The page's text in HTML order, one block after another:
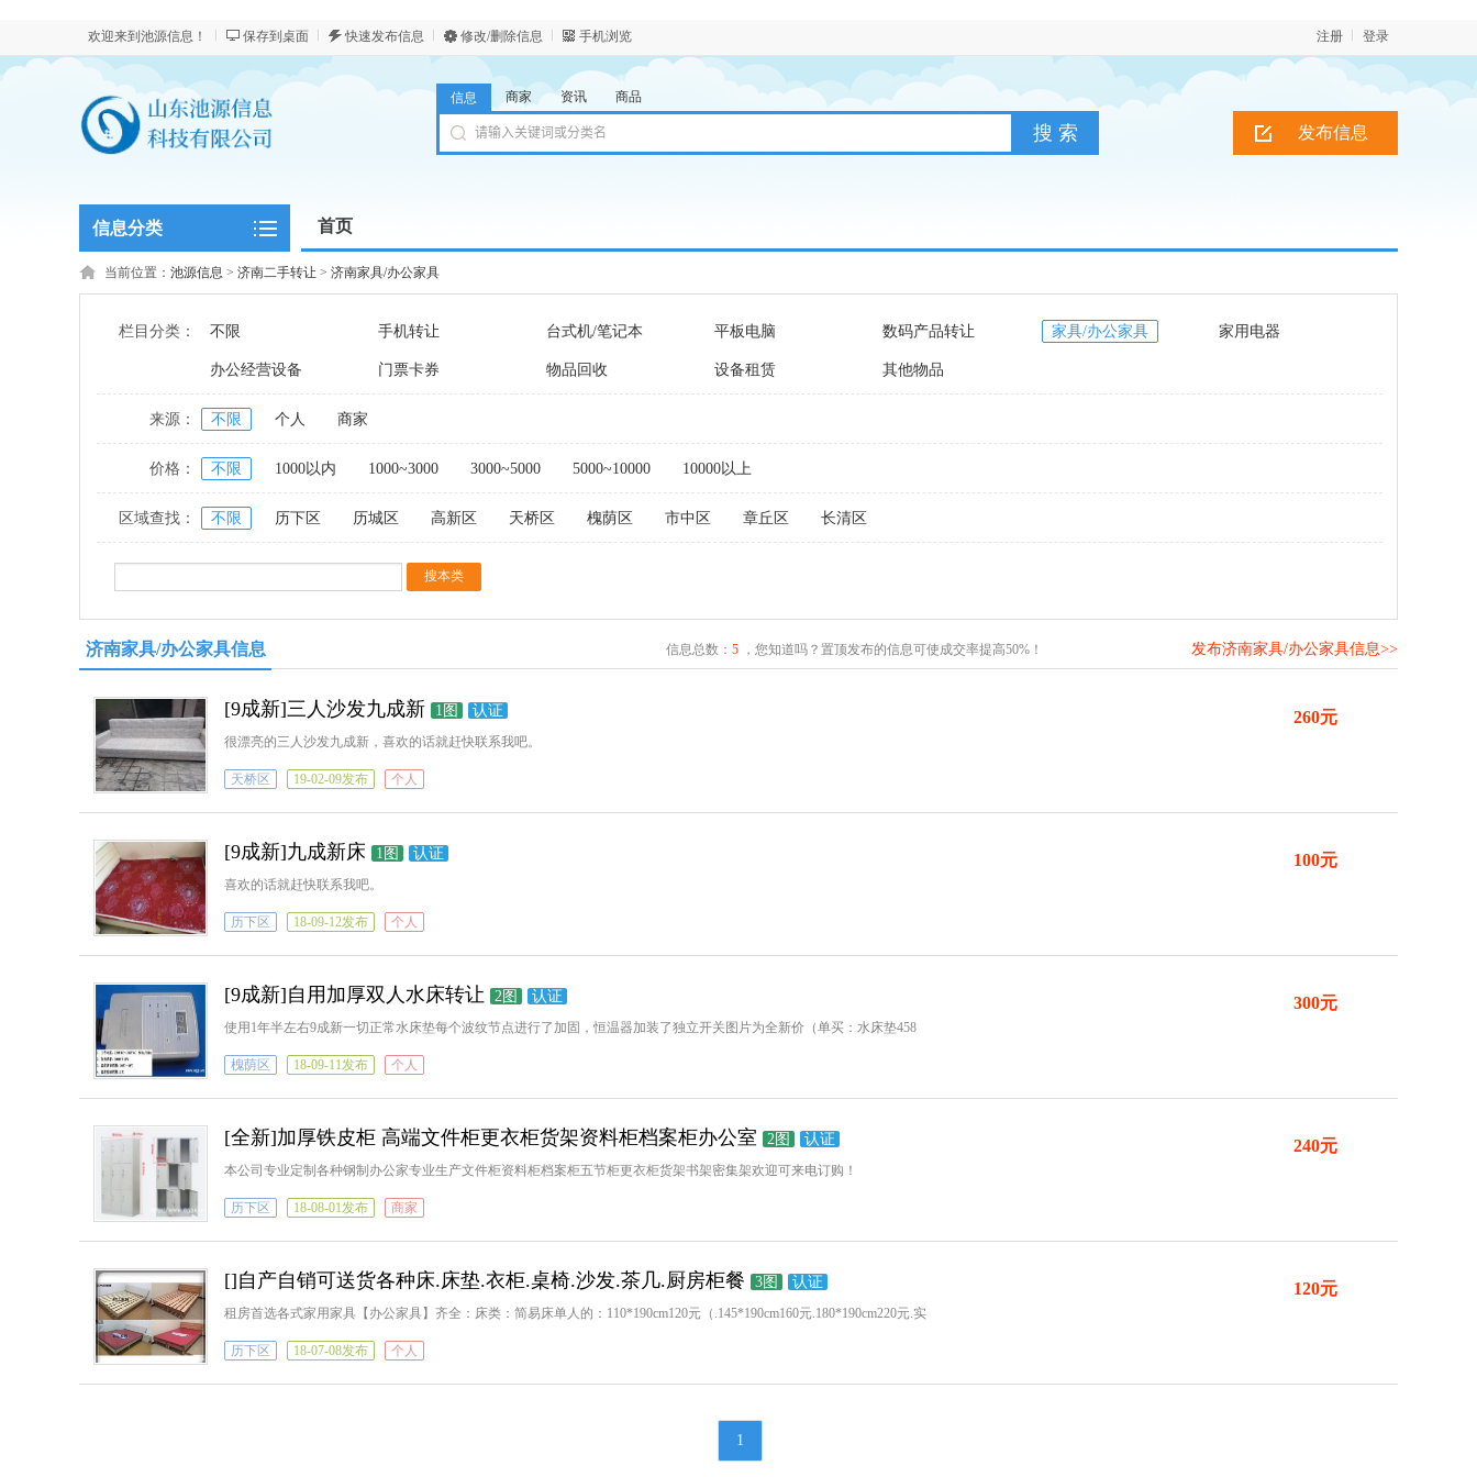
欢迎来到池源信息！ 保存到桌面 快速发布信息 修改/删除信息 手机浏览 登录
注册
发布信息
信息 商家 资讯 商品
信息分类 首页
当前位置： 池源信息 > 济南二手转让 > 济南家具/办公家具
栏目分类： 不限 手机转让 台式机/笔记本 平板电脑 数码产品转让 家具/办公家具 家用电器
办公经营设备 门票卡券 物品回收 设备租赁 其他物品
来源： 不限 个人 商家
价格： 不限 1000以内 1000~3000 3000~5000 5000~10000 10000以上
区域查找： 不限 历下区 历城区 高新区 天桥区 槐荫区 市中区 章丘区 长清区
济南家具/办公家具信息 信息总数： 5，您知道吗？置顶发布的信息可使成交率提高50%！ 发布济南家具/办公家具信息>>
260元
[9成新]三人沙发九成新 1图 认证
很漂亮的三人沙发九成新，喜欢的话就赶快联系我吧。
天桥区 19-02-09发布 个人
100元
[9成新]九成新床 1图 认证
喜欢的话就赶快联系我吧。
历下区 18-09-12发布 个人
300元
[9成新]自用加厚双人水床转让 2图 认证
使用1年半左右9成新一切正常水床垫每个波纹节点进行了加固，恒温器加装了独立开关图片为全新价（单买：水床垫458
槐荫区 18-09-11发布 个人
240元
[全新]加厚铁皮柜 高端文件柜更衣柜货架资料柜档案柜办公室 2图 认证
本公司专业定制各种钢制办公家专业生产文件柜资料柜档案柜五节柜更衣柜货架书架密集架欢迎可来电订购！
历下区 18-08-01发布 商家
120元
[]自产自销可送货各种床.床垫.衣柜.桌椅.沙发.茶几.厨房柜餐 3图 认证
租房首选各式家用家具【办公家具】齐全：床类：简易床单人的：110*190cm120元（.145*190cm160元.180*190cm220元.实
历下区 18-07-08发布 个人
1